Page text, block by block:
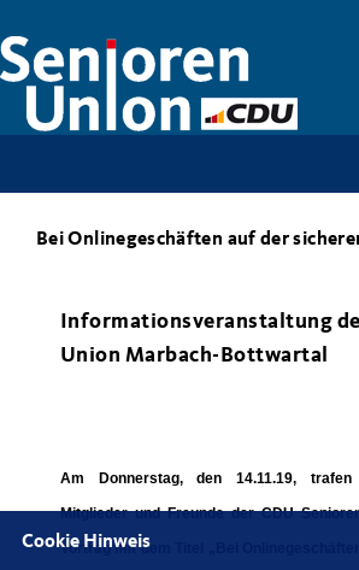
Bei Onlinegeschäften auf der
Informationsveranstaltung
Union Marbach-Bottwartal
Am Donnerstag, den 14.11.19,
Mitglieder und Freunde der CDU
Vortrag mit dem Titel „Bei
Cookie Hinweis